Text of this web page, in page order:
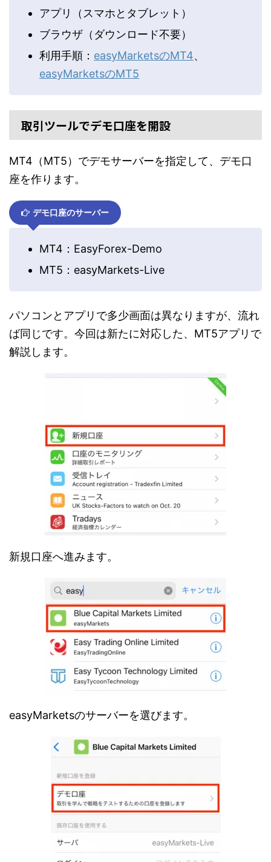
アプリ（スマホとタブレット）
ブラウザ（ダウンロード不要）
利用手順： easyMarketsのMT4、
easyMarketsのMT5
取引ツールでデモ口座を開設
MT4（MT5）でデモサーバーを指定して、デモ口
座を作ります。
デモ口座のサーバー
MT4：EasyForex-Demo
MT5：easyMarkets-Live
パソコンとアプリで多少画面は異なりますが、流れ
ば同じです。今回は新たに対応した、MT5アプリで
解説します。
新規口座へ進みます。
easyMarketsのサーバーを選びます。